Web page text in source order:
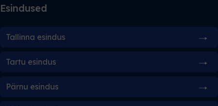
Esindused
Tallinna esindus
Tartu esindus
Pärnu esindus